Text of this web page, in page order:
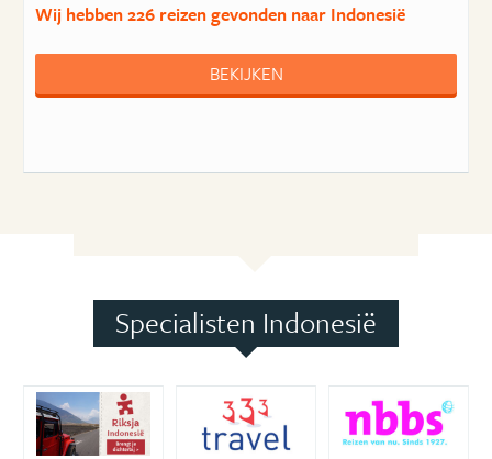
Wij hebben226 reizengevonden naar Indonesië
BEKIJKEN
Specialisten Indonesië